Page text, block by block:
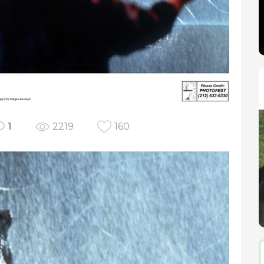
1 2219 160